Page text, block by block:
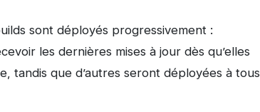
sont déployés progressivement :
les dernières mises à jour dès qu’elles
tandis que d’autres seront déployées à tous